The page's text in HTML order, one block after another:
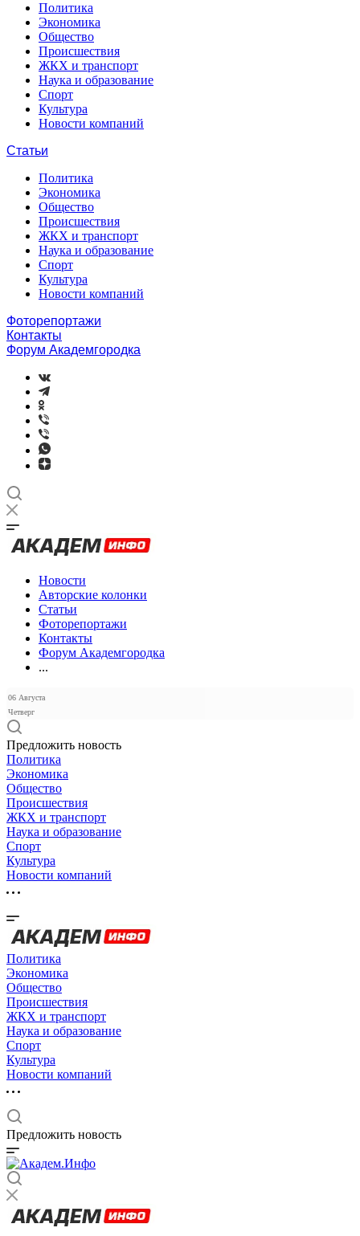
Политика
Экономика
Общество
Происшествия
ЖКХ и транспорт
Наука и образование
Спорт
Культура
Новости компаний
Статьи
Политика
Экономика
Общество
Происшествия
ЖКХ и транспорт
Наука и образование
Спорт
Культура
Новости компаний
Фоторепортажи
Контакты
Форум Академгородка
Новости
Авторские колонки
Статьи
Фоторепортажи
Контакты
Форум Академгородка
...
06 Августа
Четверг
Предложить новость
Политика
Экономика
Общество
Происшествия
ЖКХ и транспорт
Наука и образование
Спорт
Культура
Новости компаний
Политика
Экономика
Общество
Происшествия
ЖКХ и транспорт
Наука и образование
Спорт
Культура
Новости компаний
Предложить новость